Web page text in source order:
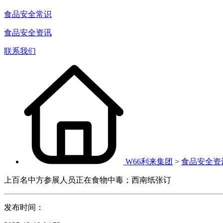
食品安全常识
食品安全资讯
联系我们
W66利来集团 > 食品安全资
上百名中方参展人员正在食物中毒；西南纸张订
发布时间：